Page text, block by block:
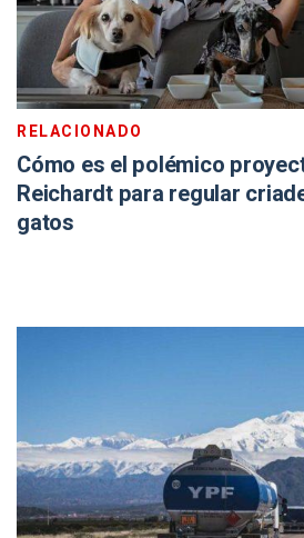
RELACIONADO
Cómo es el polémico
Reichardt para regular
gatos